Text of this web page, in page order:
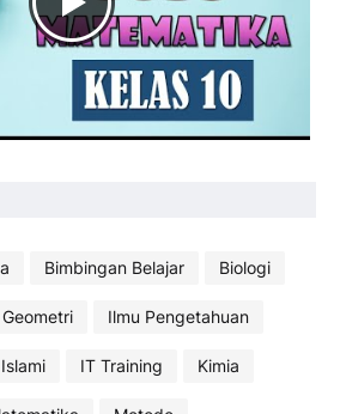
Bimbingan Belajar Biologi
Geometri Ilmu Pengetahuan
Islami IT Training Kimia